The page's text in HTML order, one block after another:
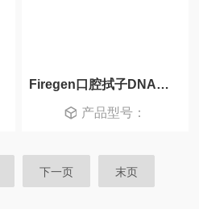
Firegen口腔拭子DNA提取试剂盒
产品型号：
下一页 末页